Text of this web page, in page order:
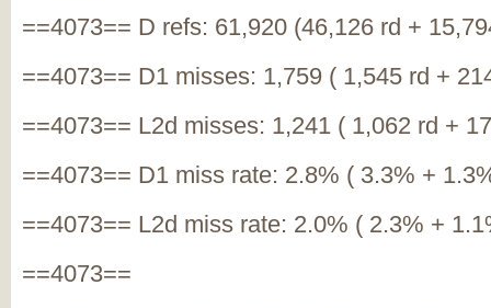
==4073== D refs: 61,920 (46,126 rd +
==4073== D1 misses: 1,759 ( 1,545 rd +
==4073== L2d misses: 1,241 ( 1,062 rd +
==4073== D1 miss rate: 2.8% ( 3.3% +
==4073== L2d miss rate: 2.0% ( 2.3% +
==4073==